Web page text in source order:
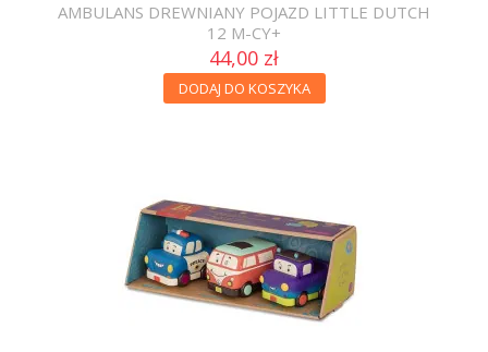
AMBULANS DREWNIANY POJAZD LITTLE DUTCH
12 M-CY+
44,00 zł
DODAJ DO KOSZYKA